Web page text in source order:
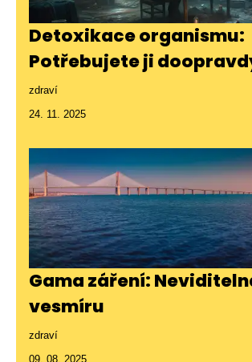
Detoxikace organismu:
Potřebujete ji
zdraví
24. 11. 2025
Gama záření:
vesmíru
zdraví
09. 08. 2025